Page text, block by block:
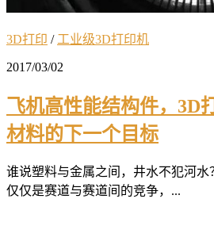
3D打印 / 工业级3D打印机
2017/03/02
飞机高性能结构件，3D
材料的下一个目标
谁说塑料与金属之间，井水不犯河
仅仅是赛道与赛道间的竞争，...